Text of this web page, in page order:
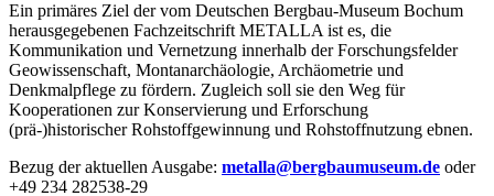
Ein primäres Ziel der vom Deutschen Bergbau-Museum Bochum
herausgegebenen Fachzeitschrift METALLA ist es, die
Kommunikation und Vernetzung innerhalb der Forschungsfelder
Geowissenschaft, Montanarchäologie, Archäometrie und
Denkmalpflege zu fördern. Zugleich soll sie den Weg für
Kooperationen zur Konservierung und Erforschung
(prä-)historischer Rohstoffgewinnung und Rohstoffnutzung ebnen.
Bezug der aktuellen Ausgabe: metalla@bergbaumuseum.de oder
+49 234 282538-29